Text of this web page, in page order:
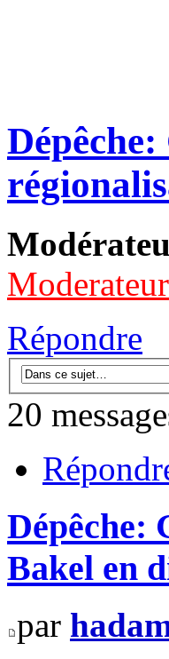
Répondre
20
Dépêche:
Bakel en
par